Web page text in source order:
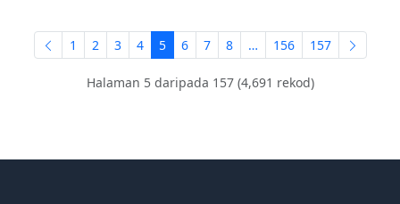
1 2 3 4 5 6 7 8 … 156 157
Halaman 5 daripada 157 (4,691 rekod)